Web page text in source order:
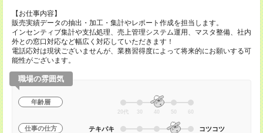
【お仕事内容】
販売実績データの抽出・加工・集計やレポート作成を担当します。
インセンティブ集計や支払処理、売上管理システム運用、マスタ整備、社内
外との窓口対応など幅広く対応していただきます！
電話応対は現状ございませんが、業務習得度によって将来的にお願いする可
能性がございます。
職場の雰囲気
年齢層
20代 30 40 50 60
仕事の仕方 テキパキ コツコツ